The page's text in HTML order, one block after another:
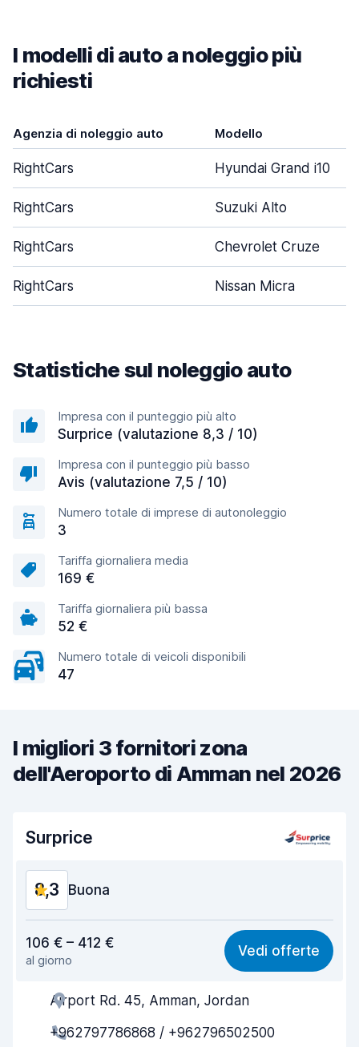
I modelli di auto a noleggio più
richiesti
Agenzia di noleggio auto Modello
RightCars Hyundai Grand i10
RightCars Suzuki Alto
RightCars Chevrolet Cruze
RightCars Nissan Micra
Statistiche sul noleggio auto
Impresa con il punteggio più alto
Surprice (valutazione 8,3 / 10)
Impresa con il punteggio più basso
Avis (valutazione 7,5 / 10)
Numero totale di imprese di autonoleggio
3
Tariffa giornaliera media
169 €
Tariffa giornaliera più bassa
52 €
Numero totale di veicoli disponibili
47
I migliori 3 fornitori zona
dell'Aeroporto di Amman nel 2026
Surprice
8,3 Buona
8,6
Facile da trovare 8,2
Gentilezza degli agenti
Rapidità del ritiro
106 € – 412 €
al giorno
Vedi offerte
Airport Rd. 45, Amman, Jordan
+962797786868 / +962796502500